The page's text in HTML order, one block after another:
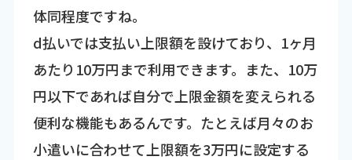
体同程度ですね。
d払いでは支払い上限額を設けており、1ヶ月
あたり10万円まで利用できます。また、10万
円以下であれば自分で上限金額を変えられる
便利な機能もあるんです。たとえば月々のお
小遣いに合わせて上限額を3万円に設定する